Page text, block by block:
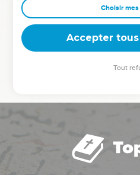
clés pour avancer avec plus de
deviennent vos tremplins. Que
équipe, un groupe ou une
Choisir
Accepter
Tout